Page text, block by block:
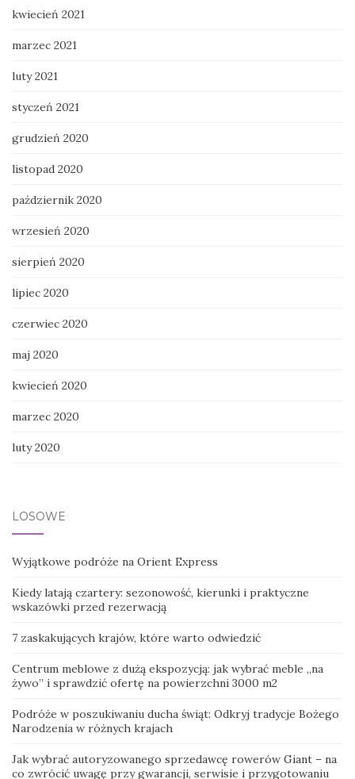
kwiecień 2021
marzec 2021
luty 2021
styczeń 2021
grudzień 2020
listopad 2020
październik 2020
wrzesień 2020
sierpień 2020
lipiec 2020
czerwiec 2020
maj 2020
kwiecień 2020
marzec 2020
luty 2020
LOSOWE
Wyjątkowe podróże na Orient Express
Kiedy latają czartery: sezonowość, kierunki i praktyczne
wskazówki przed rezerwacją
7 zaskakujących krajów, które warto odwiedzić
Centrum meblowe z dużą ekspozycją: jak wybrać meble „na
żywo” i sprawdzić ofertę na powierzchni 3000 m2
Podróże w poszukiwaniu ducha świąt: Odkryj tradycje Bożego
Narodzenia w różnych krajach
Jak wybrać autoryzowanego sprzedawcę rowerów Giant – na
co zwrócić uwagę przy gwarancji, serwisie i przygotowaniu